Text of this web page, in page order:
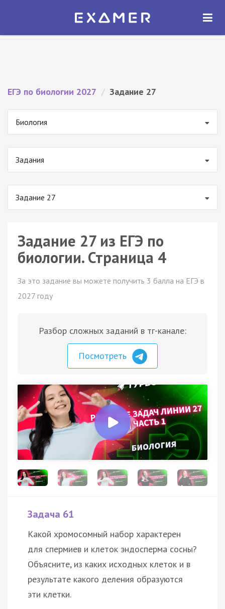
Экзамер — ЕГЭ 2027
ОТКРЫТЬ
ЕГЭ по биологии 2027 / Задание 27
Биология
Задания
Задание 27
Задание 27 из ЕГЭ по
биологии. Страница 4
За это задание вы можете получить 3 балла на ЕГЭ в
2027 году
Разбор сложных заданий в тг-канале:
Посмотреть
Задача 61
Какой хромосомный набор характерен
для спермиев и клеток эндосперма сосны?
Объясните, из каких исходных клеток и в
результате какого деления образуются
эти клетки.